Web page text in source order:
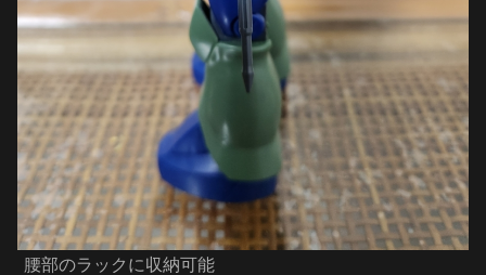
腰部のラックに収納可能